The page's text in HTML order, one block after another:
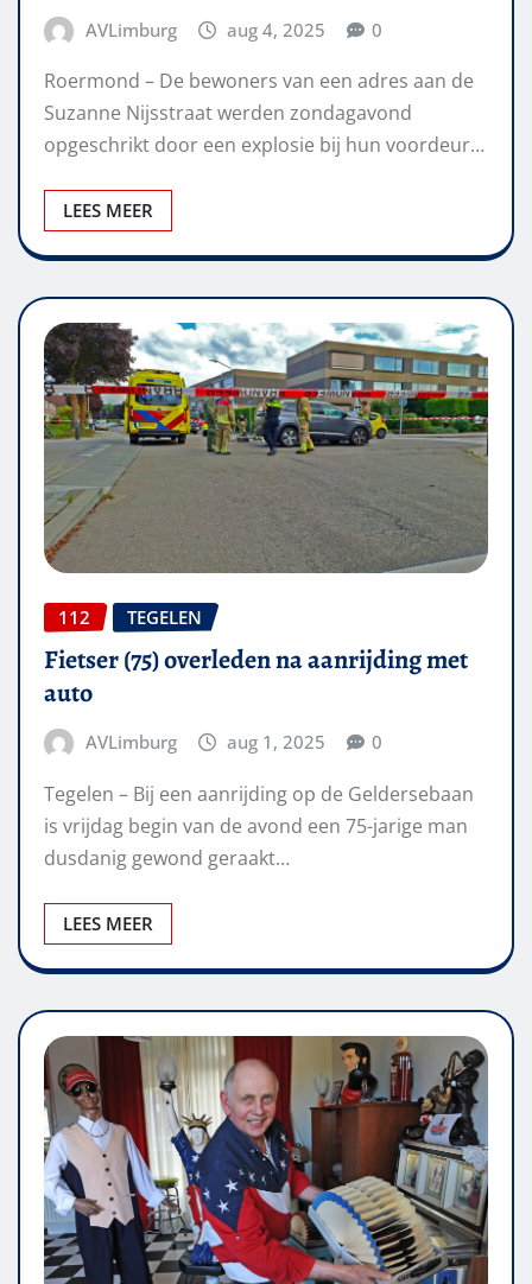
AVLimburg aug 4, 2025 0
Roermond – De bewoners van een adres aan de
Suzanne Nijsstraat werden zondagavond
opgeschrikt door een explosie bij hun voordeur…
LEES MEER
112 TEGELEN
Fietser (75) overleden na aanrijding met
auto
AVLimburg aug 1, 2025 0
Tegelen – Bij een aanrijding op de Geldersebaan
is vrijdag begin van de avond een 75-jarige man
dusdanig gewond geraakt…
LEES MEER